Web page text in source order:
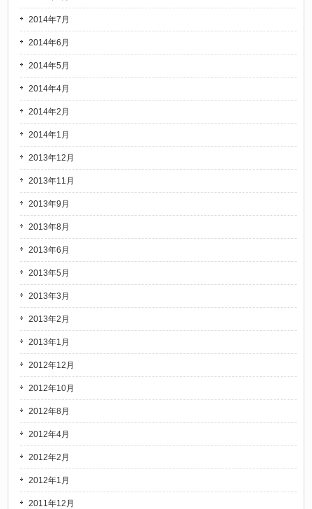
2014年7月
2014年6月
2014年5月
2014年4月
2014年2月
2014年1月
2013年12月
2013年11月
2013年9月
2013年8月
2013年6月
2013年5月
2013年3月
2013年2月
2013年1月
2012年12月
2012年10月
2012年8月
2012年4月
2012年2月
2012年1月
2011年12月